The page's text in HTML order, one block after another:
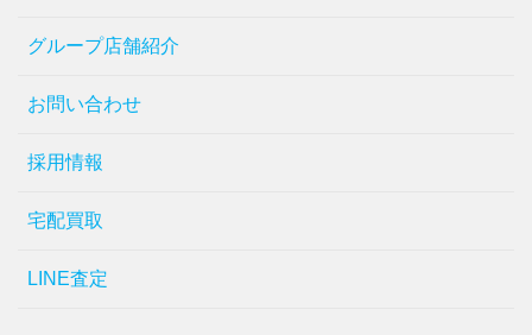
グループ店舗紹介
お問い合わせ
採用情報
宅配買取
LINE査定